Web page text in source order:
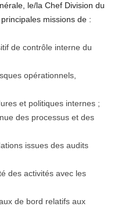
le/la Chef Division du
missions de :
de contrôle interne du
opérationnels,
et politiques internes ;
des processus et des
issues des audits
des activités avec les
de bord relatifs aux